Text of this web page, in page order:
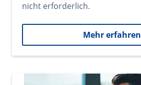
nicht erforderlich.
Mehr erfahren